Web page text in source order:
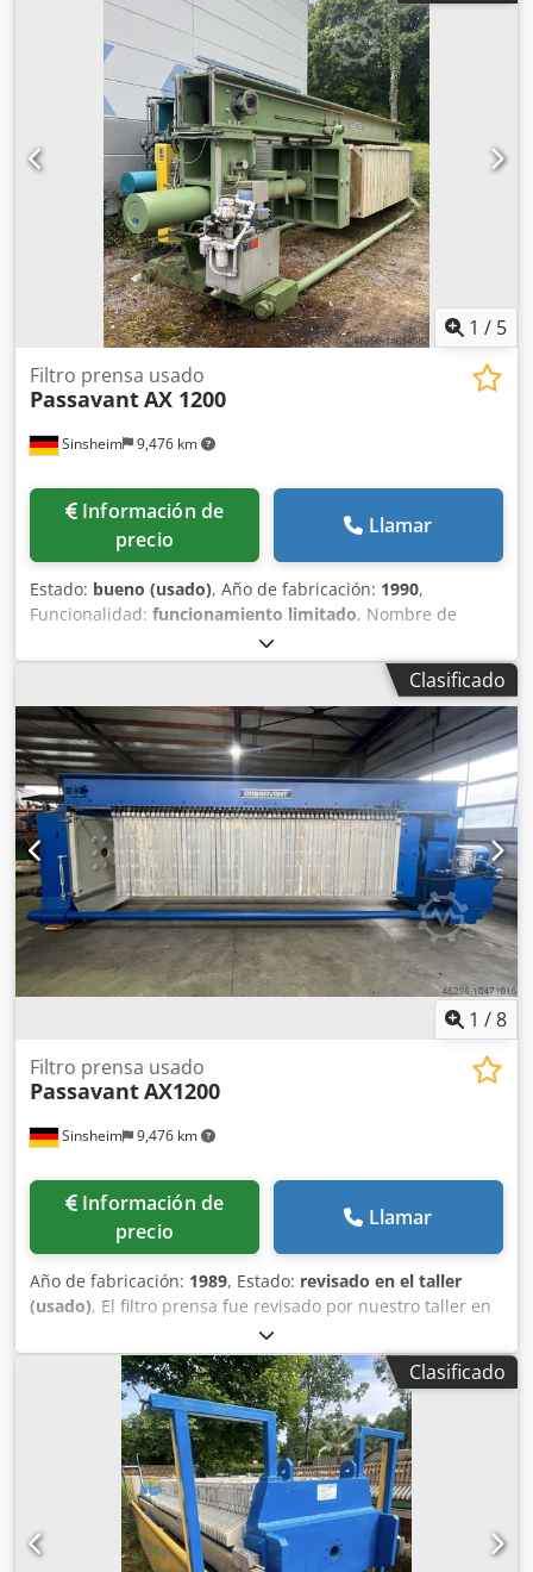
1 / 5
Sinsheim 9,476 km
Filtro prensa usado
PassavantAX 1200
Información de
precio
Llamar
Estado: bueno (usado), Año de fabricación: 1990,
Funcionalidad: funcionamiento limitado, Nombre de
maquina: Filtro prensa Dcsdpfx Aneq Tab As Ijk Fabricante:
Passavant Tipo: AX 1200 Año de fabricación: 1990 Tipo de
construcción: Prensa de viga puente Presión del filtro: 15
bar Contenido del filtro: Aproximadamente 1800 litros
(ampliable a 2500 litros) Salida: Cerrado Área de filtrado:
Aproximadamente 127 m2 (ampliable a 175 m2) Tamaño
Placas: 1200 x 1200 mm Número placas: 51 (ampliable a
70) Material de placas: Polipropileno Transporte placa:
Automático Espesor de torta: 30 mm Fuerza de cierre: 360
bar Dimensiones: Largo 8000 x ancho 1900 / 2500 x alto
2300 + 600 mm Documentación técnica: Si Observaciones:
A mediados de febrero 2024 estará disponible Accesorios:
Un sistema hidráulico, una barrera luz de seguridad, una
bomba de alta presión. Condición: Usado Precio: Bajo
demanda
Clasificado
1 /8
Sinsheim 9,476 km
Filtro prensa usado
PassavantAX1200
Información de
precio
Llamar
Año de fabricación: 1989, Estado: revisado en el taller
(usado), El filtro prensa fue revisado por nuestro taller en
2023. Nombre de maquina: Filtro prensa de cámara
Fabricante: Passavant Tipo: AX1200 Año de fabricación:
1989 / 2023 Tipo de construcción: Prensa de viga puente
Presión del filtro: 15 bar Dcodpfsl Uvxksx An Iok Contenido
del filtro: Aprox. 2200 litros Salida: Cerrado Área de
filtrado: Aprox. 155 m2 Tamaño Placas: 1200 x 1200 mm
Número placas: 62 Material de placas: Polipropileno
Transporte placa: Automático Largo paquete placas: Aprox.
4200 mm Espesor de torta: 30 mm Dimensiones: Largo
7600 x ancho 1600 x alto 2250 mm Observaciones:
Clasificado